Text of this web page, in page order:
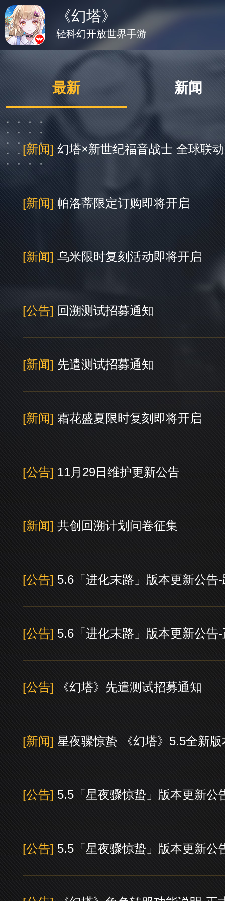
最新 新闻
[新闻]幻塔×新世纪福音战士 全球联
[新闻] 帕洛蒂限定订购即将开启
[新闻] 乌米限时复刻活动即将开启
[公告] 回溯测试招募通知
[新闻] 先遣测试招募通知
[新闻] 霜花盛夏限时复刻即将开启
[公告] 11月29日维护更新公告
[新闻] 共创回溯计划问卷征集
[公告] 5.6「进化末路」版本更新公告
[公告] 5.6「进化末路」版本更新公告
[公告] 《幻塔》先遣测试招募通知
[新闻] 星夜骤惊蛰 《幻塔》5.5全新
[公告] 5.5「星夜骤惊蛰」版本更新公
[公告] 5.5「星夜骤惊蛰」版本更新公
《幻塔》
轻科幻开放世界手游